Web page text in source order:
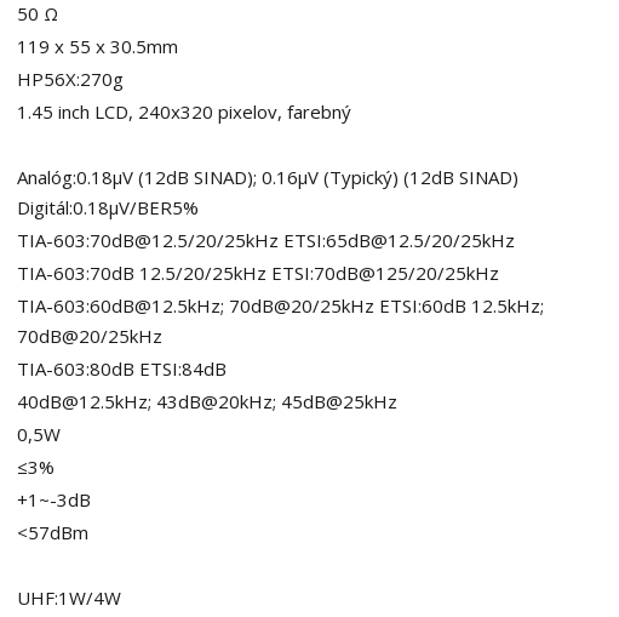
50 Ω
119 x 55 x 30.5mm
HP56X:270g
1.45 inch LCD, 240x320 pixelov, farebný
Analóg:0.18µV (12dB SINAD); 0.16µV (Typický) (12dB SINAD)
Digitál:0.18µV/BER5%
TIA-603:70dB@12.5/20/25kHz ETSI:65dB@12.5/20/25kHz
TIA-603:70dB 12.5/20/25kHz ETSI:70dB@125/20/25kHz
TIA-603:60dB@12.5kHz; 70dB@20/25kHz ETSI:60dB 12.5kHz;
70dB@20/25kHz
TIA-603:80dB ETSI:84dB
40dB@12.5kHz; 43dB@20kHz; 45dB@25kHz
0,5W
≤3%
+1~-3dB
<57dBm
UHF:1W/4W